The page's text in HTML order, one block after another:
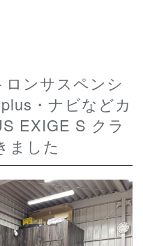
・ナビなどカ
EXIGE S クラ
ました